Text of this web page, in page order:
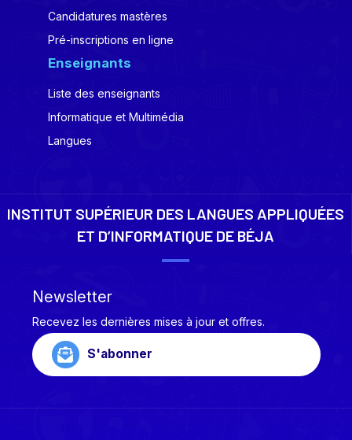
Candidatures mastères
Pré-inscriptions en ligne
Enseignants
Liste des enseignants
Informatique et Multimédia
Langues
INSTITUT SUPÉRIEUR DES LANGUES APPLIQUÉES
ET D’INFORMATIQUE DE BÉJA
Newsletter
Recevez les dernières mises à jour et offres.
S'abonner